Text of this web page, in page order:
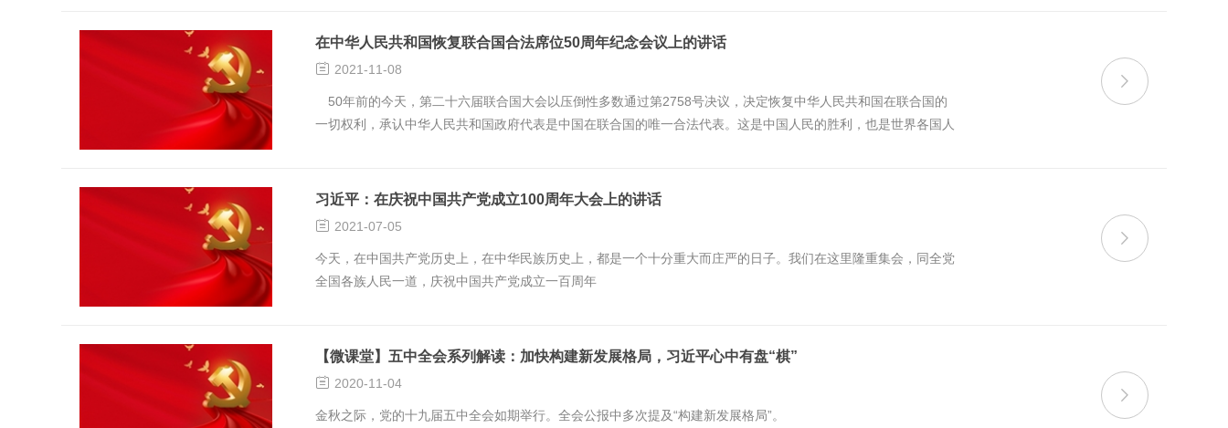
在中华人民共和国恢复联合国合法席位50周年纪念会议上的讲话
 2021-11-08
50年前的今天，第二十六届联合国大会以压倒性多数通过第2758号决议，决定恢复中华人民共和国在联合国的
一切权利，承认中华人民共和国政府代表是中国在联合国的唯一合法代表。这是中国人民的胜利，也是世界各国人

习近平：在庆祝中国共产党成立100周年大会上的讲话
 2021-07-05
今天，在中国共产党历史上，在中华民族历史上，都是一个十分重大而庄严的日子。我们在这里隆重集会，同全党
全国各族人民一道，庆祝中国共产党成立一百周年

【微课堂】五中全会系列解读：加快构建新发展格局，习近平心中有盘“棋”
 2020-11-04
金秋之际，党的十九届五中全会如期举行。全会公报中多次提及“构建新发展格局”。
